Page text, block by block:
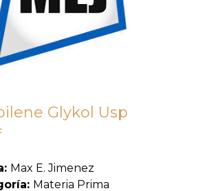
Glykol Usp
Max E. Jimenez
Materia Prima